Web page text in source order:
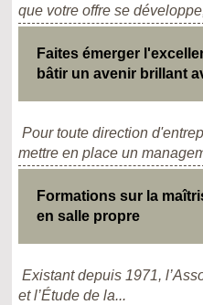
que votre offre se
Faites émerger
bâtir un avenir brillant
Pour toute direction
mettre en place un
Formations sur la
en salle propre
Existant depuis 1971,
et l’Étude de la...